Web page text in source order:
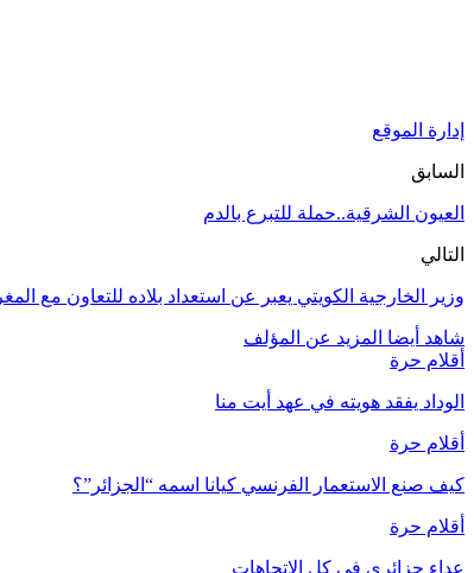
إدارة الموقع
السابق
العيون الشرقية..حملة للتبرع بالدم
التالي
وزير الخارجية الكويتي يعبر عن استعداد بلاده للتعاون مع
شاهد أيضا المزيد عن المؤلف
أقلام حرة
الوداد يفقد هويته في عهد أيت منا
أقلام حرة
كيف صنع الاستعمار الفرنسي كيانا اسمه “الجزائر”؟
أقلام حرة
عداء جزائري في كل الاتجاهات